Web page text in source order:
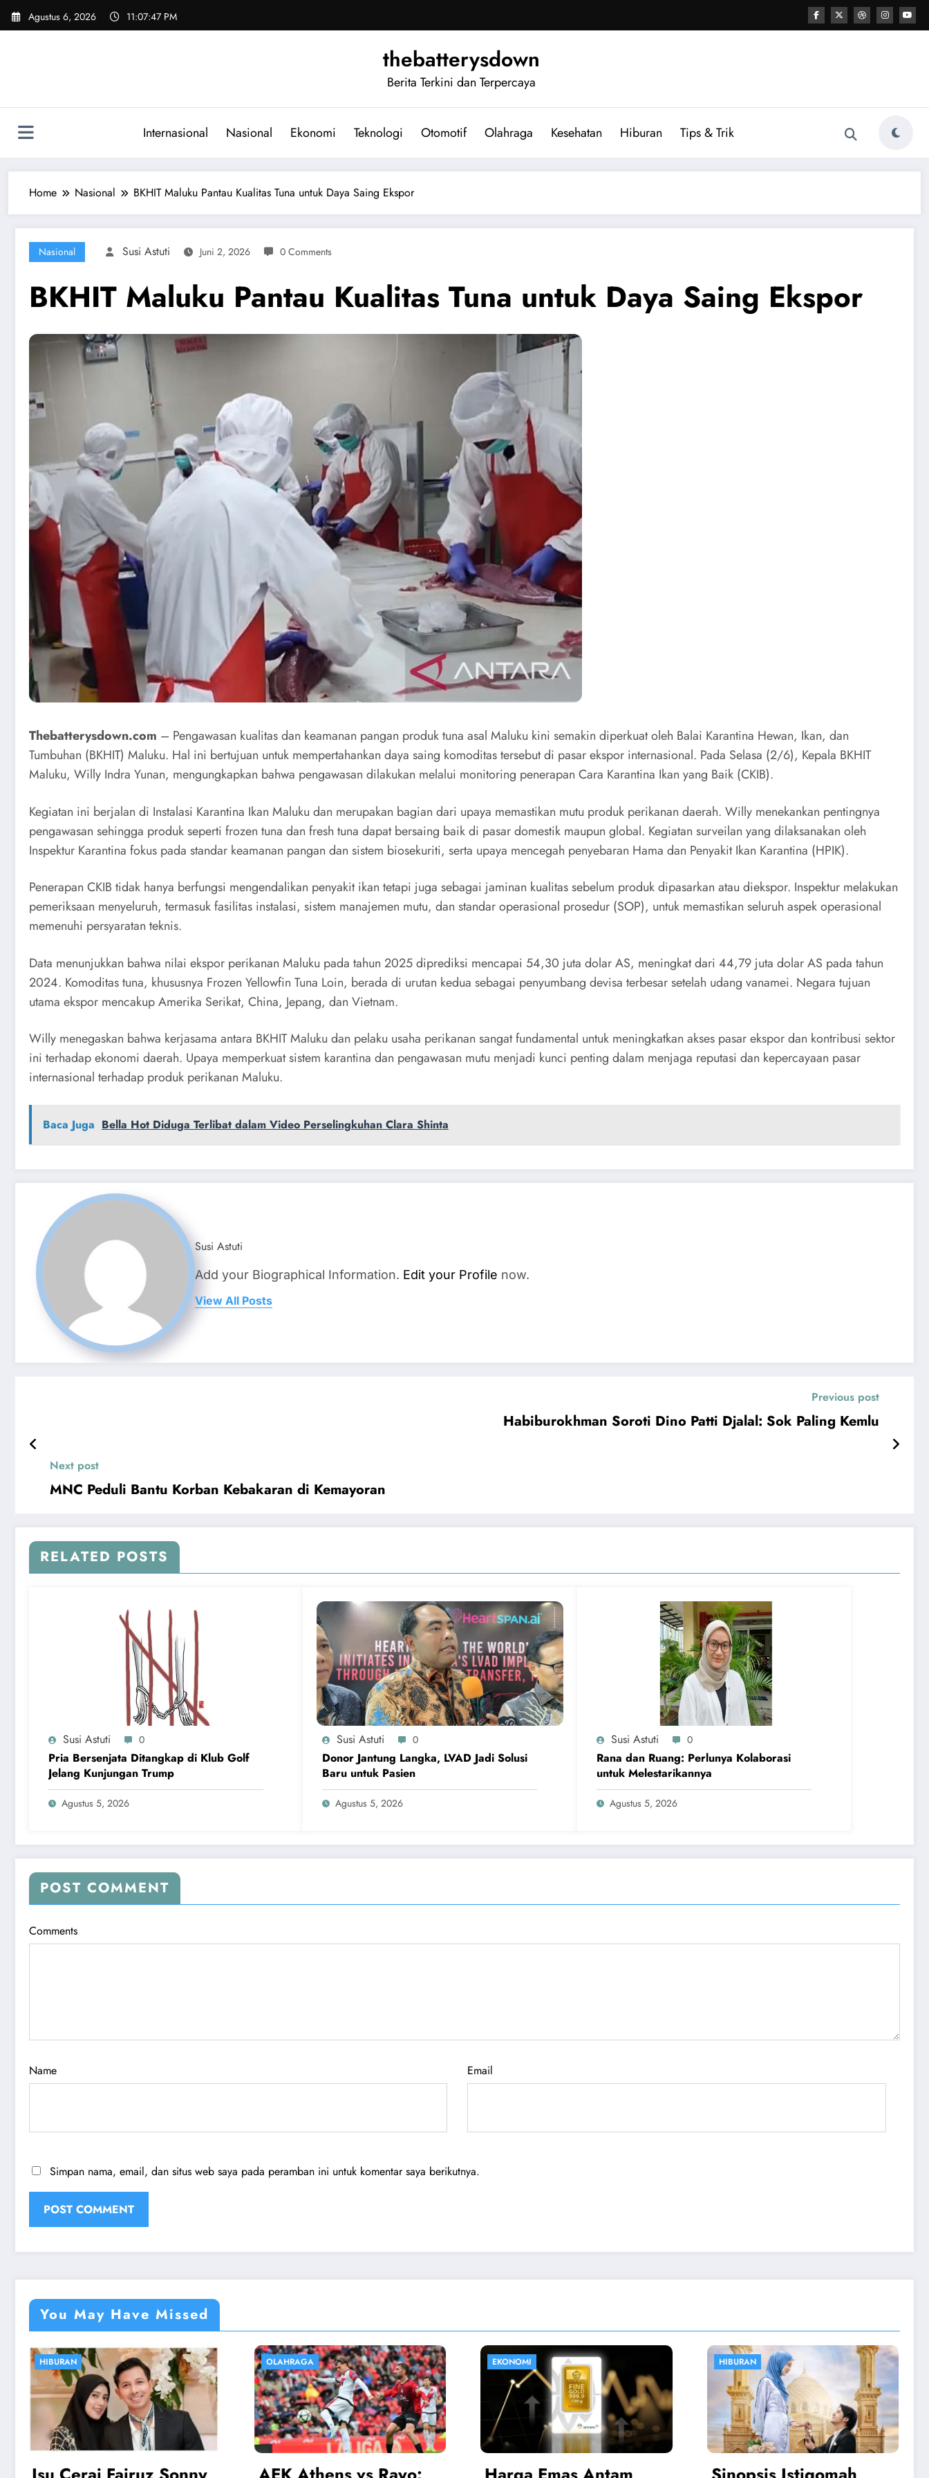
Skip
Agustus 6, 2026 11:07:48 PM
thebatterysdown
Berita Terkini dan Terpercaya
Internasional Nasional Ekonomi Teknologi Otomotif Olahraga Kesehatan Hiburan Tips & Trik
Home Nasional BKHIT Maluku Pantau Kualitas Tuna untuk Daya Saing Ekspor
Nasional Susi Astuti Juni 2, 2026 0 Comments
BKHIT Maluku Pantau Kualitas Tuna untuk Daya Saing Ekspor
Thebatterysdown.com – Pengawasan kualitas dan keamanan pangan produk tuna asal Maluku kini semakin diperkuat oleh Balai Karantina Hewan, Ikan, dan
Tumbuhan (BKHIT) Maluku. Hal ini bertujuan untuk mempertahankan daya saing komoditas tersebut di pasar ekspor internasional. Pada Selasa (2/6), Kepala BKHIT
Maluku, Willy Indra Yunan, mengungkapkan bahwa pengawasan dilakukan melalui monitoring penerapan Cara Karantina Ikan yang Baik (CKIB).
Kegiatan ini berjalan di Instalasi Karantina Ikan Maluku dan merupakan bagian dari upaya memastikan mutu produk perikanan daerah. Willy menekankan pentingnya
pengawasan sehingga produk seperti frozen tuna dan fresh tuna dapat bersaing baik di pasar domestik maupun global. Kegiatan surveilan yang dilaksanakan oleh
Inspektur Karantina fokus pada standar keamanan pangan dan sistem biosekuriti, serta upaya mencegah penyebaran Hama dan Penyakit Ikan Karantina (HPIK).
Penerapan CKIB tidak hanya berfungsi mengendalikan penyakit ikan tetapi juga sebagai jaminan kualitas sebelum produk dipasarkan atau diekspor. Inspektur melakukan
pemeriksaan menyeluruh, termasuk fasilitas instalasi, sistem manajemen mutu, dan standar operasional prosedur (SOP), untuk memastikan seluruh aspek operasional
memenuhi persyaratan teknis.
Data menunjukkan bahwa nilai ekspor perikanan Maluku pada tahun 2025 diprediksi mencapai 54,30 juta dolar AS, meningkat dari 44,79 juta dolar AS pada tahun
2024. Komoditas tuna, khususnya Frozen Yellowfin Tuna Loin, berada di urutan kedua sebagai penyumbang devisa terbesar setelah udang vanamei. Negara tujuan
utama ekspor mencakup Amerika Serikat, China, Jepang, dan Vietnam.
Willy menegaskan bahwa kerjasama antara BKHIT Maluku dan pelaku usaha perikanan sangat fundamental untuk meningkatkan akses pasar ekspor dan kontribusi sektor
ini terhadap ekonomi daerah. Upaya memperkuat sistem karantina dan pengawasan mutu menjadi kunci penting dalam menjaga reputasi dan kepercayaan pasar
internasional terhadap produk perikanan Maluku.
Baca Juga Bella Hot Diduga Terlibat dalam Video Perselingkuhan Clara Shinta
Susi Astuti
Add your Biographical Information. Edit your Profile now.
View All Posts
Previous post
Habiburokhman Soroti Dino Patti Djalal: Sok Paling Kemlu
Next post
MNC Peduli Bantu Korban Kebakaran di Kemayoran
RELATED POSTS
Susi Astuti 0
Pria Bersenjata Ditangkap di Klub Golf
Jelang Kunjungan Trump
Agustus 5, 2026
Susi Astuti 0
Donor Jantung Langka, LVAD Jadi Solusi
Baru untuk Pasien
Agustus 5, 2026
Susi Astuti 0
Rana dan Ruang: Perlunya Kolaborasi
untuk Melestarikannya
Agustus 5, 2026
POST COMMENT
Comments
Name Email
Simpan nama, email, dan situs web saya pada peramban ini untuk komentar saya berikutnya.
You May Have Missed
OLAHRAGA EKONOMI HIBURAN OLAHRAGA